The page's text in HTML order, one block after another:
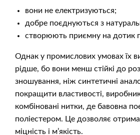
вони не електризуються;
добре поєднуються з
створюють приємну на дотик
Однак у промислових умовах їх
рідше, бо вони менш стійкі до
зношування, ніж синтетичні
покращити властивості,
комбіновані нитки, де бавовна
поліестером. Це дозволяє
міцність і м’якість.